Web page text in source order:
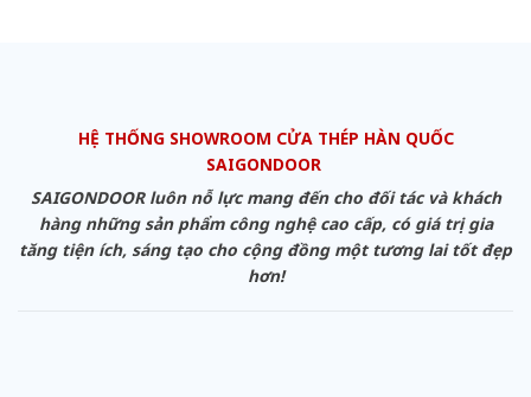
HỆ THỐNG SHOWROOM CỬA THÉP HÀN QUỐC
SAIGONDOOR
SAIGONDOOR luôn nỗ lực mang đến cho đối tác và khách
hàng những sản phẩm công nghệ cao cấp, có giá trị gia
tăng tiện ích, sáng tạo cho cộng đồng một tương lai tốt đẹp
hơn!